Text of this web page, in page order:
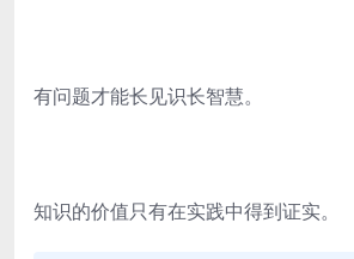
有问题才能长见识长智慧。
知识的价值只有在实践中得到证实。